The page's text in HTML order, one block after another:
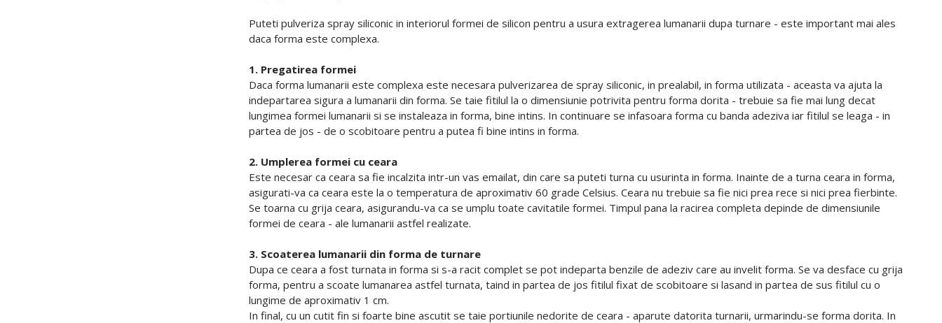
Puteti pulveriza spray siliconic in interiorul formei de silicon pentru a usura extragerea lumanarii dupa turnare - este important mai ales
daca forma este complexa.
1. Pregatirea formei
Daca forma lumanarii este complexa este necesara pulverizarea de spray siliconic, in prealabil, in forma utilizata - aceasta va ajuta la
indepartarea sigura a lumanarii din forma. Se taie fitilul la o dimensiunie potrivita pentru forma dorita - trebuie sa fie mai lung decat
lungimea formei lumanarii si se instaleaza in forma, bine intins. In continuare se infasoara forma cu banda adeziva iar fitilul se leaga - in
partea de jos - de o scobitoare pentru a putea fi bine intins in forma.
2. Umplerea formei cu ceara
Este necesar ca ceara sa fie incalzita intr-un vas emailat, din care sa puteti turna cu usurinta in forma. Inainte de a turna ceara in forma,
asigurati-va ca ceara este la o temperatura de aproximativ 60 grade Celsius. Ceara nu trebuie sa fie nici prea rece si nici prea fierbinte.
Se toarna cu grija ceara, asigurandu-va ca se umplu toate cavitatile formei. Timpul pana la racirea completa depinde de dimensiunile
formei de ceara - ale lumanarii astfel realizate.
3. Scoaterea lumanarii din forma de turnare
Dupa ce ceara a fost turnata in forma si s-a racit complet se pot indeparta benzile de adeziv care au invelit forma. Se va desface cu grija
forma, pentru a scoate lumanarea astfel turnata, taind in partea de jos fitilul fixat de scobitoare si lasand in partea de sus fitilul cu o
lungime de aproximativ 1 cm.
In final, cu un cutit fin si foarte bine ascutit se taie portiunile nedorite de ceara - aparute datorita turnarii, urmarindu-se forma dorita. In